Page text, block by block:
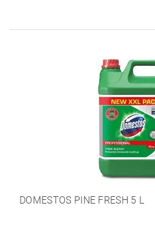
DOMESTOS PINE FRESH 5 L